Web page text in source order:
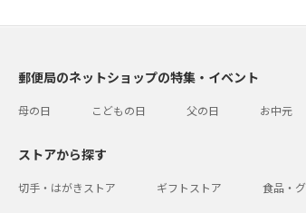
郵便局のネットショップの特集・イベント
母の日 こどもの日 父の日 お中元
ストアから探す
切手・はがきストア ギフトストア 食品・